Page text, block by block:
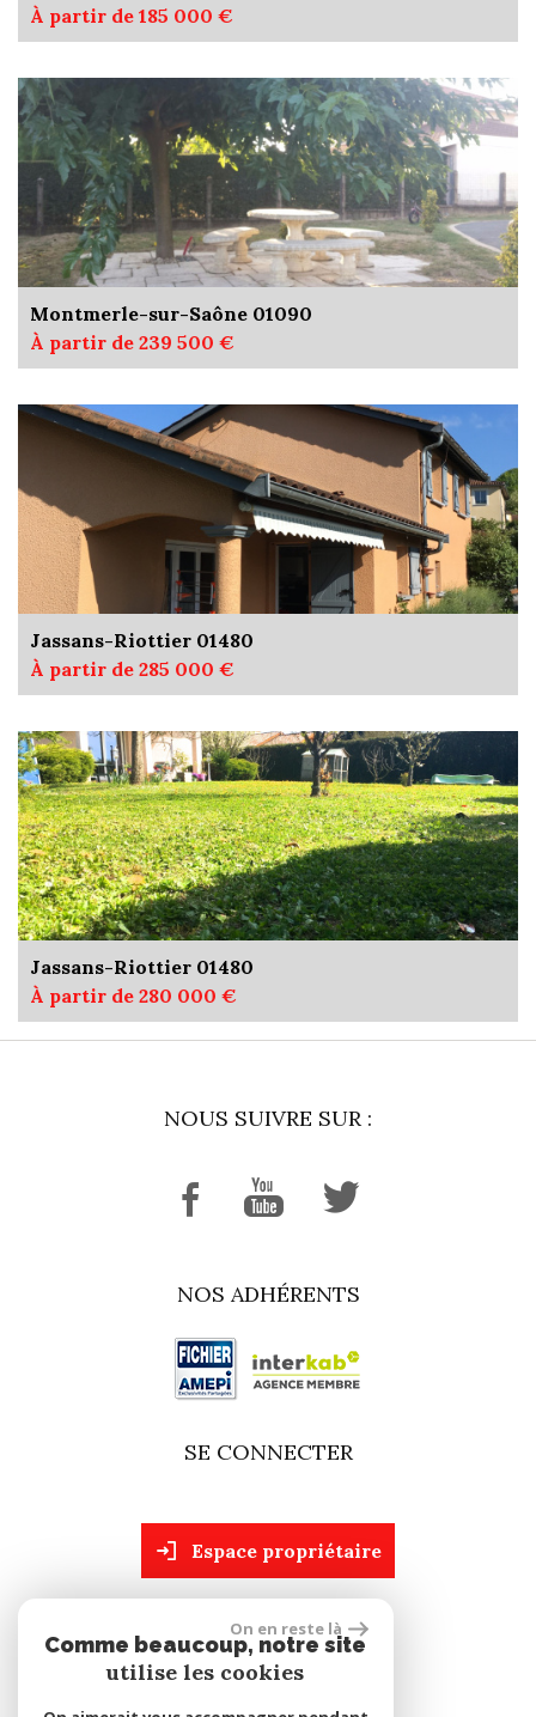
À partir de 185 000 €
Montmerle-sur-Saône 01090
À partir de 239 500 €
Jassans-Riottier 01480
À partir de 285 000 €
Jassans-Riottier 01480
À partir de 280 000 €
NOUS SUIVRE SUR :
NOS ADHÉRENTS
SE CONNECTER
espace propriétaire
site réalisé par
On en reste là
Comme beaucoup, notre site
utilise les cookies